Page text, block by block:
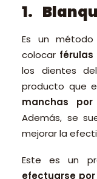
1.
Es un
colocar férulas
los dientes
producto que
manchas
Además, se
mejorar la
Este es un
efectuarse